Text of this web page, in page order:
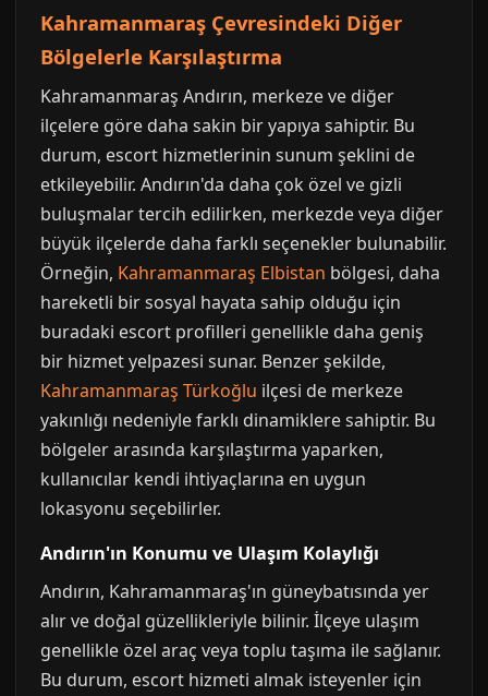
Kahramanmaraş Çevresindeki Diğer
Bölgelerle Karşılaştırma
Kahramanmaraş Andırın, merkeze ve diğer
ilçelere göre daha sakin bir yapıya sahiptir. Bu
durum, escort hizmetlerinin sunum şeklini de
etkileyebilir. Andırın'da daha çok özel ve gizli
buluşmalar tercih edilirken, merkezde veya diğer
büyük ilçelerde daha farklı seçenekler bulunabilir.
Örneğin, Kahramanmaraş Elbistan bölgesi, daha
hareketli bir sosyal hayata sahip olduğu için
buradaki escort profilleri genellikle daha geniş
bir hizmet yelpazesi sunar. Benzer şekilde,
Kahramanmaraş Türkoğlu ilçesi de merkeze
yakınlığı nedeniyle farklı dinamiklere sahiptir. Bu
bölgeler arasında karşılaştırma yaparken,
kullanıcılar kendi ihtiyaçlarına en uygun
lokasyonu seçebilirler.
Andırın'ın Konumu ve Ulaşım Kolaylığı
Andırın, Kahramanmaraş'ın güneybatısında yer
alır ve doğal güzellikleriyle bilinir. İlçeye ulaşım
genellikle özel araç veya toplu taşıma ile sağlanır.
Bu durum, escort hizmeti almak isteyenler için